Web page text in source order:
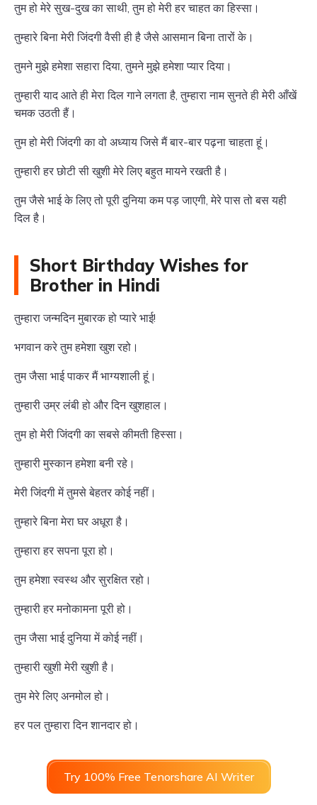
तुम हो मेरे सुख-दुख का साथी, तुम हो मेरी हर चाहत का हिस्सा।
तुम्हारे बिना मेरी जिंदगी वैसी ही है जैसे आसमान बिना तारों के।
तुमने मुझे हमेशा सहारा दिया, तुमने मुझे हमेशा प्यार दिया।
तुम्हारी याद आते ही मेरा दिल गाने लगता है, तुम्हारा नाम सुनते ही मेरी आँखें
चमक उठती हैं।
तुम हो मेरी जिंदगी का वो अध्याय जिसे मैं बार-बार पढ़ना चाहता हूं।
तुम्हारी हर छोटी सी खुशी मेरे लिए बहुत मायने रखती है।
तुम जैसे भाई के लिए तो पूरी दुनिया कम पड़ जाएगी, मेरे पास तो बस यही
दिल है।
Short Birthday Wishes for
Brother in Hindi
तुम्हारा जन्मदिन मुबारक हो प्यारे भाई!
भगवान करे तुम हमेशा खुश रहो।
तुम जैसा भाई पाकर मैं भाग्यशाली हूं।
तुम्हारी उम्र लंबी हो और दिन खुशहाल।
तुम हो मेरी जिंदगी का सबसे कीमती हिस्सा।
तुम्हारी मुस्कान हमेशा बनी रहे।
मेरी जिंदगी में तुमसे बेहतर कोई नहीं।
तुम्हारे बिना मेरा घर अधूरा है।
तुम्हारा हर सपना पूरा हो।
तुम हमेशा स्वस्थ और सुरक्षित रहो।
तुम्हारी हर मनोकामना पूरी हो।
तुम जैसा भाई दुनिया में कोई नहीं।
तुम्हारी खुशी मेरी खुशी है।
तुम मेरे लिए अनमोल हो।
हर पल तुम्हारा दिन शानदार हो।
Try 100% Free Tenorshare AI Writer